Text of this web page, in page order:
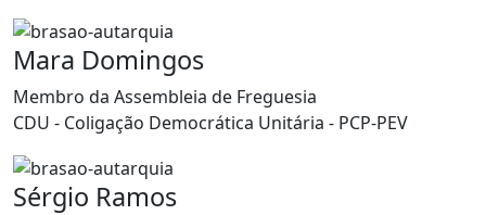
Mara Domingos
Membro da Assembleia de Freguesia
CDU - Coligação Democrática Unitária - PCP-PEV
Sérgio Ramos